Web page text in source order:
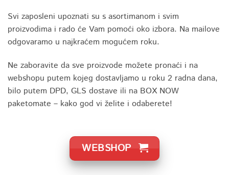
Svi zaposleni upoznati su s asortimanom i svim
proizvodima i rado će Vam pomoći oko izbora. Na mailove
odgovaramo u najkraćem mogućem roku.
Ne zaboravite da sve proizvode možete pronaći i na
webshopu putem kojeg dostavljamo u roku 2 radna dana,
bilo putem DPD, GLS dostave ili na BOX NOW
paketomate – kako god vi želite i odaberete!
WEBSHOP